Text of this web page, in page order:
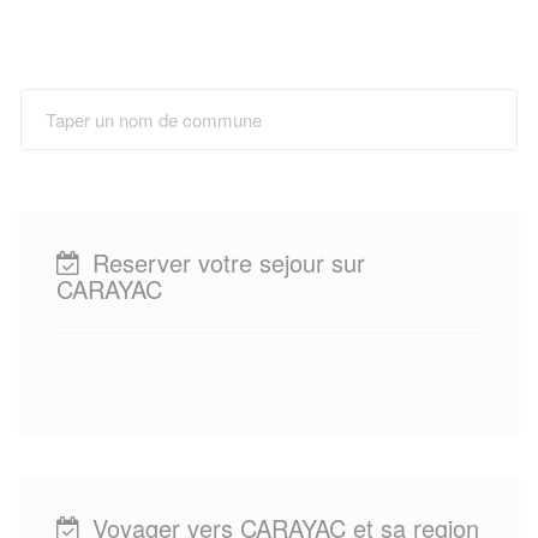
Reserver votre sejour sur
CARAYAC
Voyager vers CARAYAC et sa region